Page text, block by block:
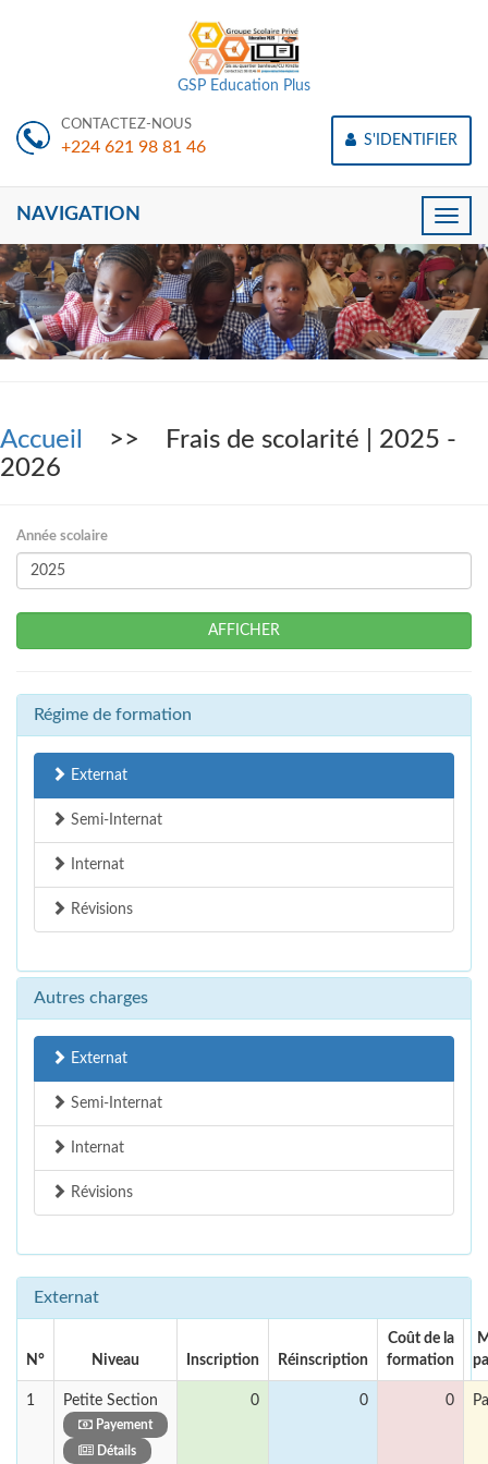
GSP Education Plus
CONTACTEZ-NOUS
+224 621 98 81 46 S'IDENTIFIER
Toggle
NAVIGATION
Accueil
>> Frais de scolarité | 2025 -
2026
Année scolaire
AFFICHER
Régime de formation
Externat
Semi-Internat
Internat
Révisions
Autres charges
Externat
Semi-Internat
Internat
Révisions
Externat
N° Niveau Inscription Réinscription
Coût de la
formation
1 Petite Section
Payement
Détails
0 0 0